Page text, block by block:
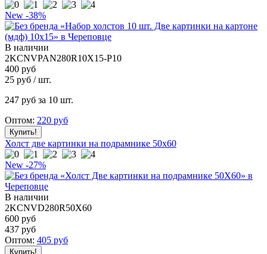
New -38%
В наличии
2KCNVPAN280R10X15-P10
400 руб
25 руб / шт.
247 руб за 10 шт.
Оптом: 220 руб
Холст две картинки на подрамнике 50x60
New -27%
В наличии
2KCNVD280R50X60
600 руб
437 руб
Оптом: 405 руб